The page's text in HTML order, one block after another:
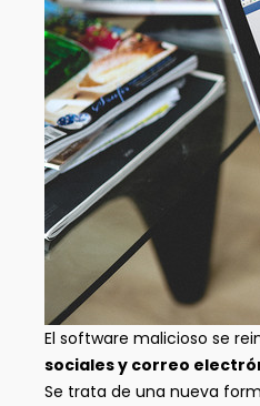
El software malicioso se
sociales y correo
Se trata de una nueva